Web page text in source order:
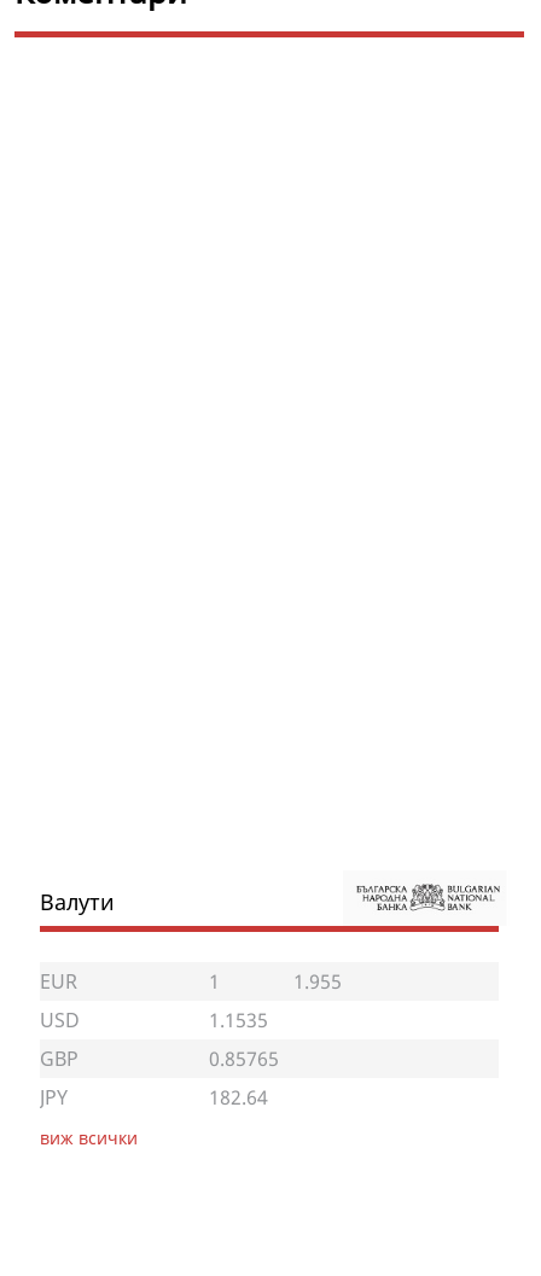
Валути
EUR 1
1.955
USD
1.1535
GBP
0.85765
JPY
182.64
виж всички